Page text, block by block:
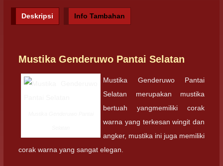
Deskripsi Info Tambahan
Mustika Genderuwo Pantai Selatan
Mustika Genderuwo Pantai
Selatan merupakan mustika
bertuah yangmemiliki corak
warna yang terkesan wingit dan
angker, mustika ini juga memiliki
corak warna yang sangat elegan.